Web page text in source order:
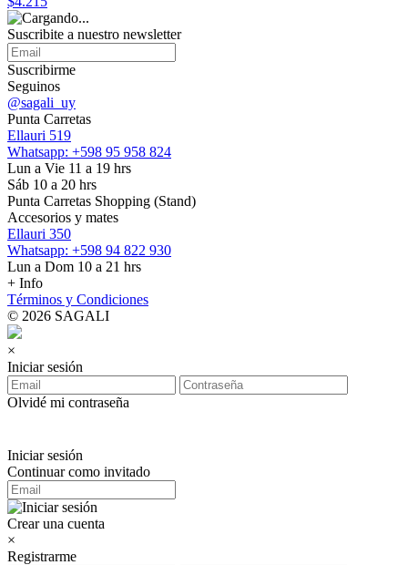
Suscribite a nuestro newsletter
Suscribirme
Seguinos
@sagali_uy
Punta Carretas
Ellauri 519
Whatsapp: +598 95 958 824
Lun a Vie 11 a 19 hrs
Sáb 10 a 20 hrs
Punta Carretas Shopping (Stand)
Accesorios y mates
Ellauri 350
Whatsapp: +598 94 822 930
Lun a Dom 10 a 21 hrs
+ Info
Términos y Condiciones
© 2026 SAGALI
×
Iniciar sesión
Olvidé mi contraseña
Iniciar sesión
Continuar como invitado
Crear una cuenta
×
Registrarme